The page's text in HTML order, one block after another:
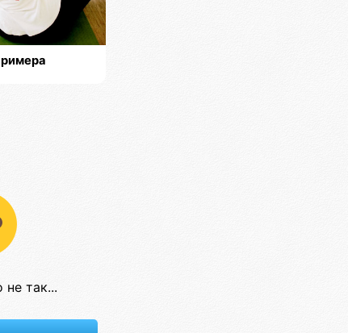
так...